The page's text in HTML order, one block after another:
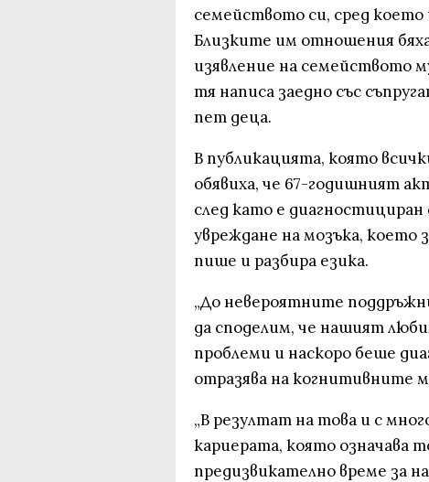
семейството си, сред
Близките им отношения
изявление на семейството
тя написа заедно със
пет деца.
В публикацията, която
обявиха, че 67-годишният
след като е
увреждане на мозъка, което
пише и разбира езика.
„До невероятните
да споделим, че нашият
проблеми и наскоро беше
отразява на когнитивните
„В резултат на това и с
кариерата, която означава
предизвикателно време за